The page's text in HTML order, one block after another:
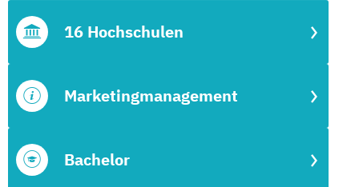
Bachelor
Marketingmanagement
16 Hochschulen